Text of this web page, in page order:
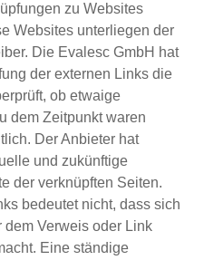
zu Websites
Websites unterliegen der
Die Evalesc GmbH hat
der externen Links die
ob etwaige
dem Zeitpunkt waren
Der Anbieter hat
und zukünftige
der verknüpften Seiten.
bedeutet nicht, dass sich
Verweis oder Link
Eine ständige